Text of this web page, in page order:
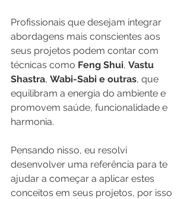
Profissionais que desejam integrar
abordagens mais conscientes aos
seus projetos podem contar com
técnicas como Feng Shui, Vastu
Shastra, Wabi-Sabi e outras, que
equilibram a energia do ambiente e
promovem saúde, funcionalidade e
harmonia.
Pensando nisso, eu resolvi
desenvolver uma referência para te
ajudar a começar a aplicar estes
conceitos em seus projetos, por isso